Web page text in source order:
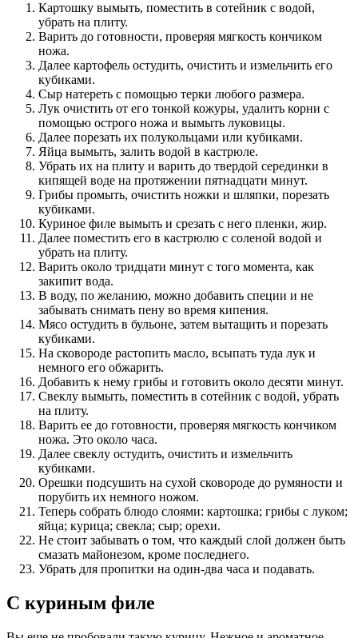
Картошку вымыть, поместить в сотейник с водой,
убрать на плиту.
Варить до готовности, проверяя мягкость кончиком
ножа.
Далее картофель остудить, очистить и измельчить его
кубиками.
Сыр натереть с помощью терки любого размера.
Лук очистить от его тонкой кожуры, удалить корни с
помощью острого ножа и вымыть луковицы.
Далее порезать их полукольцами или кубиками.
Яйца вымыть, залить водой в кастрюле.
Убрать их на плиту и варить до твердой серединки в
кипящей воде на протяжении пятнадцати минут.
Грибы промыть, очистить ножки и шляпки, порезать
кубиками.
Куриное филе вымыть и срезать с него пленки, жир.
Далее поместить его в кастрюлю с соленой водой и
убрать на плиту.
Варить около тридцати минут с того момента, как
закипит вода.
В воду, по желанию, можно добавить специи и не
забывать снимать пену во время кипения.
Мясо остудить в бульоне, затем вытащить и порезать
кубиками.
На сковороде растопить масло, всыпать туда лук и
немного его обжарить.
Добавить к нему грибы и готовить около десяти минут.
Свеклу вымыть, поместить в сотейник с водой, убрать
на плиту.
Варить ее до готовности, проверяя мягкость кончиком
ножа. Это около часа.
Далее свеклу остудить, очистить и измельчить
кубиками.
Орешки подсушить на сухой сковороде до румяности и
порубить их немного ножом.
Теперь собрать блюдо слоями: картошка; грибы с луком;
яйца; курица; свекла; сыр; орехи.
Не стоит забывать о том, что каждый слой должен быть
смазать майонезом, кроме последнего.
Убрать для пропитки на один-два часа и подавать.
С куриным филе